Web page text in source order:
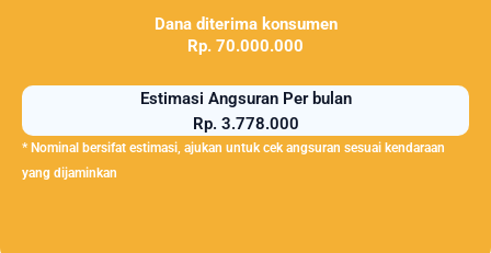
Dana diterima konsumen
Rp. 70.000.000
Estimasi Angsuran Per bulan
Rp. 3.778.000
* Nominal bersifat estimasi, ajukan untuk cek angsuran sesuai kendaraan
yang dijaminkan